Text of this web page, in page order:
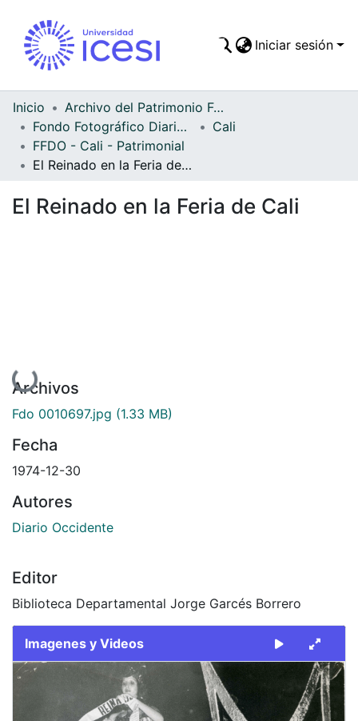
Todo DSpace
Estadísticas
Iniciar sesión
Inicio
Archivo del Patrimonio Fotográfico y Fílmico del Valle del Cauca
Fondo Fotográfico Diario Occidente
Cali
FFDO - Cali - Patrimonial
El Reinado en la Feria de Cali
El Reinado en la Feria de Cali
Cargando...
Archivos
Fdo 0010697.jpg (1.33 MB)
Fecha
1974-12-30
Autores
Diario Occidente
Editor
Biblioteca Departamental Jorge Garcés Borrero
Imagenes y Videos
Slide 1 of 1